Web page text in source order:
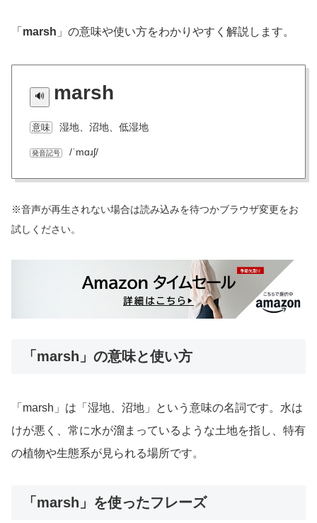
「 marsh 」の意味や使い方をわかりやすく解説します。
marsh
意味 湿地、沼地、低湿地
発音記号 /ˈmɑɹʃ/
※音声が再生されない場合は読み込みを待つかブラウザ変更をお
試しください。
「marsh」の意味と使い方
「marsh」は「湿地、沼地」という意味の名詞です。水は
けが悪く、常に水が溜まっているような土地を指し、特有
の植物や生態系が見られる場所です。
「marsh」を使ったフレーズ